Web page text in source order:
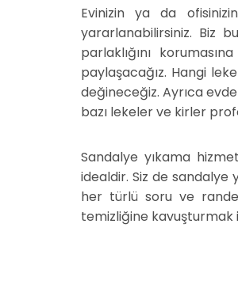
Evinizin ya da
yararlanabilirsiniz. Biz
parlaklığını
paylaşacağız. Hangi
değineceğiz. Ayrıca
bazı lekeler ve kirler
Sandalye yıkama
idealdir. Siz de sandalye
her türlü soru ve
temizliğine kavuşturmak